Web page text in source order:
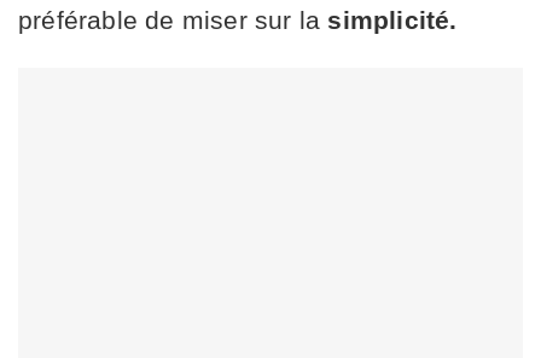
préférable de miser sur la simplicité.